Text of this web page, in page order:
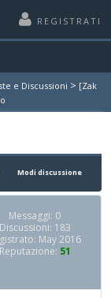
REGISTRATI
e Discussioni > [Zak
Modi discussione
Messaggi: 0
Discussioni: 183
May 2016
Reputazione: 51